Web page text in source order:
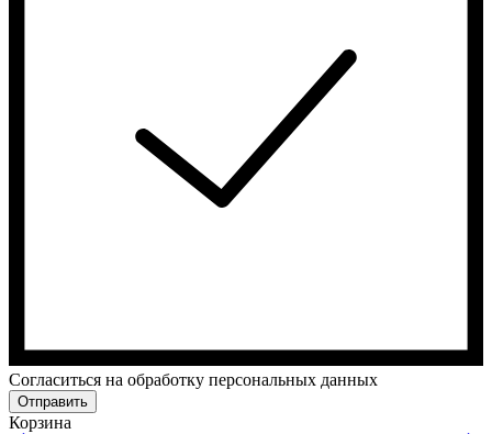
Cогласиться на обработку персональных данных
Отправить
Корзина